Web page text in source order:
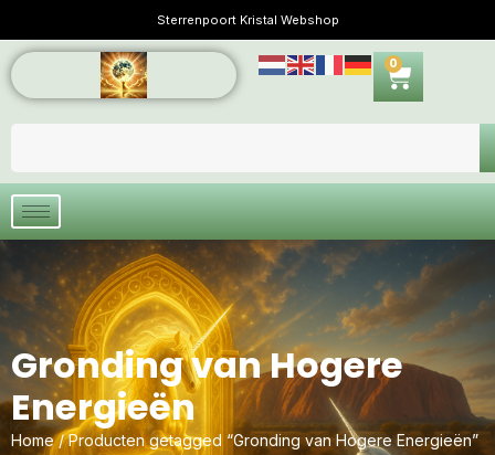
Sterrenpoort Kristal Webshop
0
Gronding van Hogere
Energieën
Home/ Producten getagged “Gronding van Hogere Energieën”